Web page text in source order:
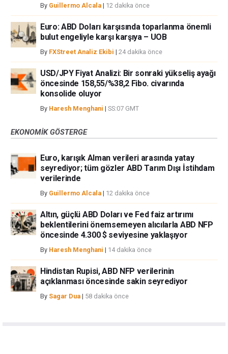
By Guillermo Alcala | 12 dakika önce
Euro: ABD Doları karşısında toparlanma önemli
bulut engeliyle karşı karşıya – UOB
By FXStreet Analiz Ekibi | 24 dakika önce
USD/JPY Fiyat Analizi: Bir sonraki yükseliş ayağı
öncesinde 158,55/%38,2 Fibo. civarında
konsolide oluyor
By Haresh Menghani | SS:07 GMT
EKONOMIK GÖSTERGE
Euro, karışık Alman verileri arasında yatay
seyrediyor; tüm gözler ABD Tarım Dışı İstihdam
verilerinde
By Guillermo Alcala | 12 dakika önce
Altın, güçlü ABD Doları ve Fed faiz artırımı
beklentilerini önemsemeyen alıcılarla ABD NFP
öncesinde 4.300 $ seviyesine yaklaşıyor
By Haresh Menghani | 14 dakika önce
Hindistan Rupisi, ABD NFP verilerinin
açıklanması öncesinde sakin seyrediyor
By Sagar Dua | 58 dakika önce